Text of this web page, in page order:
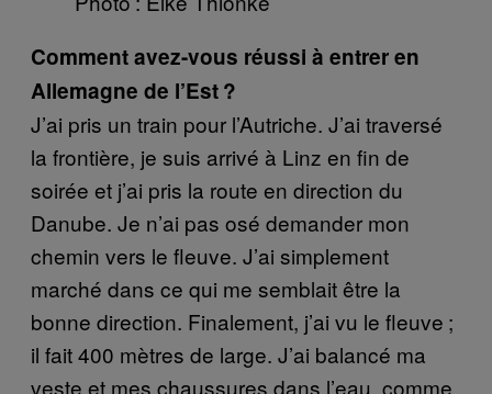
Comment avez-vous réussi à entrer en
Allemagne de l’Est ?
J’ai pris un train pour l’Autriche. J’ai traversé
la frontière, je suis arrivé à Linz en fin de
soirée et j’ai pris la route en direction du
Danube. Je n’ai pas osé demander mon
chemin vers le fleuve. J’ai simplement
marché dans ce qui me semblait être la
bonne direction. Finalement, j’ai vu le fleuve ;
il fait 400 mètres de large. J’ai balancé ma
veste et mes chaussures dans l’eau, comme